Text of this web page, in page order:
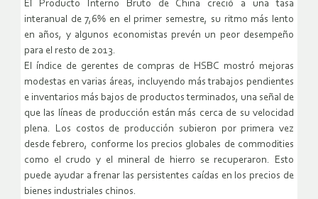
El Producto Interno Bruto de China creció a una tasa
interanual de 7,6% en el primer semestre, su ritmo más lento
en años, y algunos economistas prevén un peor desempeño
para el resto de 2013.
El índice de gerentes de compras de HSBC mostró mejoras
modestas en varias áreas, incluyendo más trabajos pendientes
e inventarios más bajos de productos terminados, una señal de
que las líneas de producción están más cerca de su velocidad
plena. Los costos de producción subieron por primera vez
desde febrero, conforme los precios globales de commodities
como el crudo y el mineral de hierro se recuperaron. Esto
puede ayudar a frenar las persistentes caídas en los precios de
bienes industriales chinos.